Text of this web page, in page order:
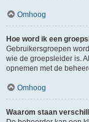
Omhoog
Hoe word ik een
Gebruikersgroepen
wie de groepsleider is.
opnemen met de
Omhoog
Waarom staan